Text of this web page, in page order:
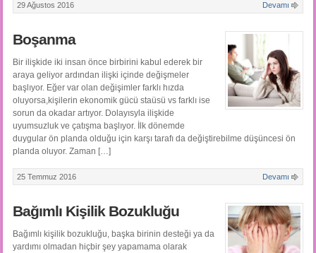
29 Ağustos 2016 Devamı
Boşanma
Bir ilişkide iki insan önce birbirini kabul ederek bir
araya geliyor ardından ilişki içinde değişmeler
başlıyor. Eğer var olan değişimler farklı hızda
oluyorsa,kişilerin ekonomik gücü staüsü vs farklı ise
sorun da okadar artıyor. Dolayısyla ilişkide
uyumsuzluk ve çatışma başlıyor. İlk dönemde
duygular ön planda olduğu için karşı tarafı da değiştirebilme düşüncesi ön
planda oluyor. Zaman […]
25 Temmuz 2016 Devamı
Bağımlı Kişilik Bozukluğu
Bağımlı kişilik bozukluğu, başka birinin desteği ya da
yardımı olmadan hiçbir şey yapamama olarak